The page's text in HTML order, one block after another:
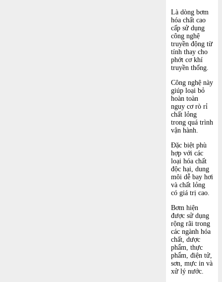
Là dòng bơm
hóa chất cao
cấp sử dụng
công nghệ
truyền động từ
tính thay cho
phớt cơ khí
truyền thống.
Công nghệ này
giúp loại bỏ
hoàn toàn
nguy cơ rò rỉ
chất lỏng
trong quá trình
vận hành.
Đặc biệt phù
hợp với các
loại hóa chất
độc hại, dung
môi dễ bay hơi
và chất lỏng
có giá trị cao.
Bơm hiện
được sử dụng
rộng rãi trong
các ngành hóa
chất, dược
phẩm, thực
phẩm, điện tử,
sơn, mực in và
xử lý nước.